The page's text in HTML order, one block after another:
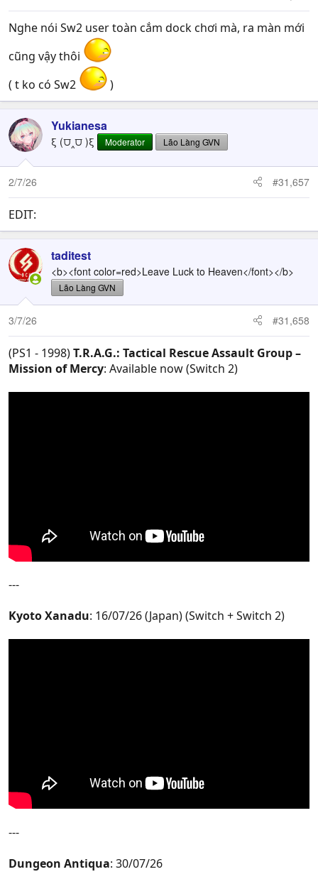
Nghe nói Sw2 user toàn cắm dock chơi mà, ra màn mới
cũng vậy thôi
( t ko có Sw2
)
Yukianesa
ξ (⩌‸⩌ )ξ Moderator Lão Làng GVN
2/7/26 #31,657
EDIT:
taditest
<b><font color=red>Leave Luck to Heaven</font></b>
Lão Làng GVN
3/7/26 #31,658
(PS1 - 1998)T.R.A.G.: Tactical Rescue Assault Group –
Mission of Mercy: Available now (Switch 2)
---
Kyoto Xanadu: 16/07/26 (Japan) (Switch + Switch 2)
---
Dungeon Antiqua: 30/07/26